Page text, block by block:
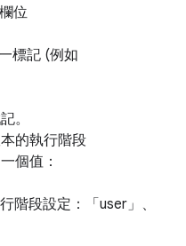
位
標記 (例如
。
的執行階段
個值：
階段設定：「user」、